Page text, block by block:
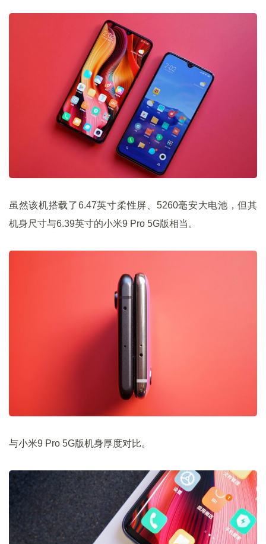
虽然该机搭载了6.47英寸柔性屏、5260毫安大电池，但其
机身尺寸与6.39英寸的小米9 Pro 5G版相当。
与小米9 Pro 5G版机身厚度对比。